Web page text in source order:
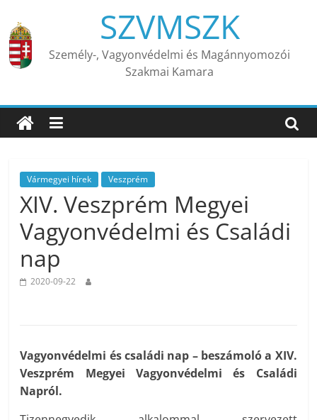
content
SZVMSZK
Személy-, Vagyonvédelmi és Magánnyomozói
Szakmai Kamara
Vármegyei hírek Veszprém
XIV. Veszprém Megyei
Vagyonvédelmi és Családi
nap
2020-09-22
Vagyonvédelmi és családi nap – beszámoló a XIV.
Veszprém Megyei Vagyonvédelmi és Családi
Napról.